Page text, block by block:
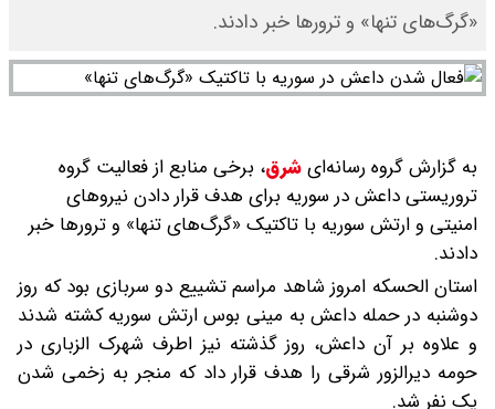
«گرگ‌های تنها» و ترورها خبر دادند.
به گزارش گروه رسانه‌ایشرق، برخی منابع از فعالیت‌ گروه‌
تروریستی داعش در سوریه برای هدف قرار دادن نیروهای
امنیتی و ارتش سوریه با تاکتیک «گرگ‌های تنها» و ترورها خبر
دادند.
استان الحسکه امروز شاهد مراسم تشییع دو سربازی بود که روز
دوشنبه در حمله داعش به مینی بوس ارتش سوریه کشته شدند
و علاوه بر آن داعش، روز گذشته نیز اطرف شهرک الزباری در
حومه دیرالزور شرقی را هدف قرار داد که منجر به زخمی شدن
یک نفر شد.